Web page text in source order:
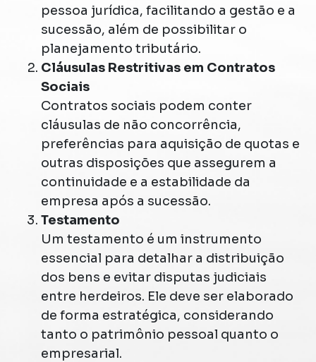
pessoa jurídica, facilitando a gestão e a
sucessão, além de possibilitar o
planejamento tributário.
Cláusulas Restritivas em Contratos
Sociais
Contratos sociais podem conter
cláusulas de não concorrência,
preferências para aquisição de quotas e
outras disposições que assegurem a
continuidade e a estabilidade da
empresa após a sucessão​​.
Testamento
Um testamento é um instrumento
essencial para detalhar a distribuição
dos bens e evitar disputas judiciais
entre herdeiros. Ele deve ser elaborado
de forma estratégica, considerando
tanto o patrimônio pessoal quanto o
empresarial.